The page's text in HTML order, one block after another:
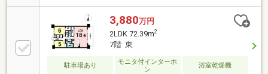
3,880万円
2LDK 72.39m2
7階 東
駐車場あり
モニタ付インターホ
ン
浴室乾燥機